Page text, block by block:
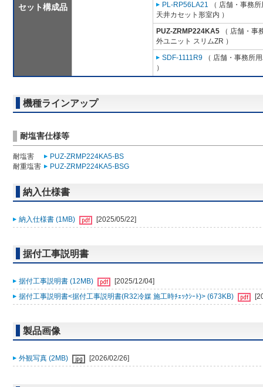
セット構成品
PL-RP56LA21 （ 店舗・事務
天井カセット形室内 ）
PUZ-ZRMP224KA5 （ 店舗・事
外ユニット スリムZR ）
SDF-1111R9 （ 店舗・事務所
）
機種ラインアップ
耐塩害仕様等
耐塩害
PUZ-ZRMP224KA5-BS
耐重塩害
PUZ-ZRMP224KA5-BSG
納入仕様書
納入仕様書 (1MB) [2025/05/22]
据付工事説明書
据付工事説明書 (12MB)
[2025/12/04]
据付工事説明書<据付工事説明書(R32冷媒 施工時ﾁｪｯｸｼｰﾄ)> (673KB)
製品画像
外観写真 (2MB) [2026/02/26]